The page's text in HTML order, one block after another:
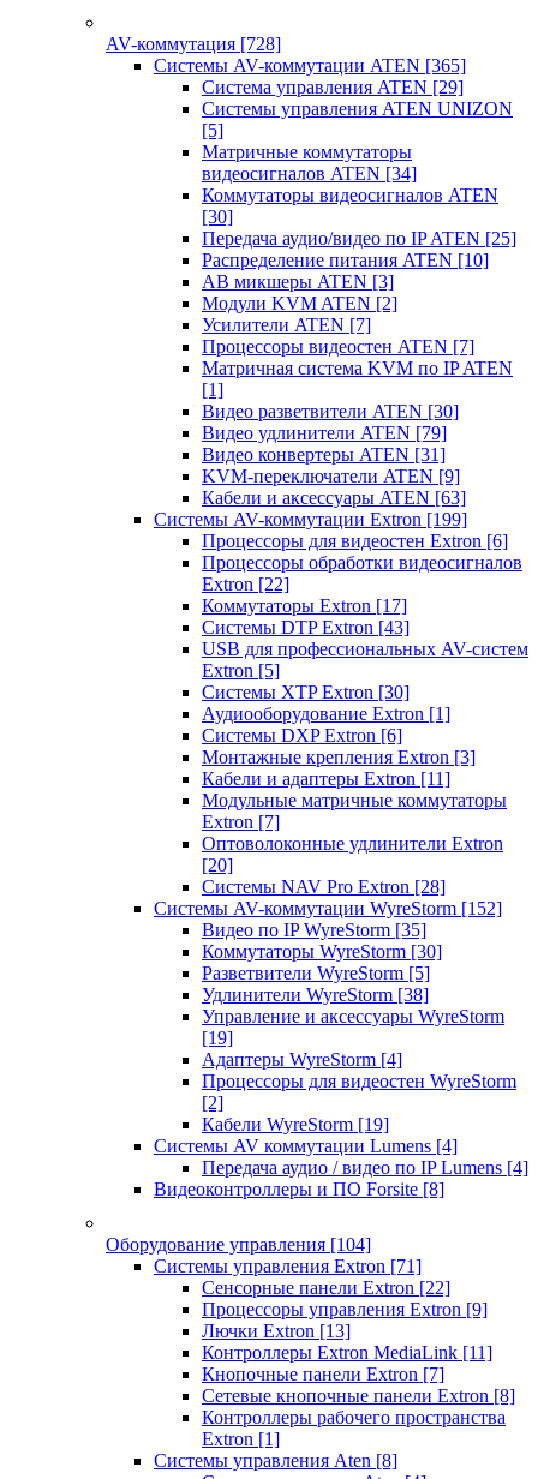
AV-коммутация [728]
Системы AV-коммутации ATEN [365]
Система управления ATEN [29]
Системы управления ATEN UNIZON
[5]
Матричные коммутаторы
видеосигналов ATEN [34]
Коммутаторы видеосигналов ATEN
[30]
Передача аудио/видео по IP ATEN [25]
Распределение питания ATEN [10]
АВ микшеры ATEN [3]
Модули KVM ATEN [2]
Усилители ATEN [7]
Процессоры видеостен ATEN [7]
Матричная система KVM по IP ATEN
[1]
Видео разветвители ATEN [30]
Видео удлинители ATEN [79]
Видео конвертеры ATEN [31]
KVM-переключатели ATEN [9]
Кабели и аксессуары ATEN [63]
Системы AV-коммутации Extron [199]
Процессоры для видеостен Extron [6]
Процессоры обработки видеосигналов
Extron [22]
Коммутаторы Extron [17]
Системы DTP Extron [43]
USB для профессиональных AV-систем
Extron [5]
Системы XTP Extron [30]
Аудиооборудование Extron [1]
Системы DXP Extron [6]
Монтажные крепления Extron [3]
Кабели и адаптеры Extron [11]
Модульные матричные коммутаторы
Extron [7]
Оптоволоконные удлинители Extron
[20]
Системы NAV Pro Extron [28]
Системы AV-коммутации WyreStorm [152]
Видео по IP WyreStorm [35]
Коммутаторы WyreStorm [30]
Разветвители WyreStorm [5]
Удлинители WyreStorm [38]
Управление и аксессуары WyreStorm
[19]
Адаптеры WyreStorm [4]
Процессоры для видеостен WyreStorm
[2]
Кабели WyreStorm [19]
Системы AV коммутации Lumens [4]
Передача аудио / видео по IP Lumens [4]
Видеоконтроллеры и ПО Forsite [8]
Оборудование управления [104]
Системы управления Extron [71]
Сенсорные панели Extron [22]
Процессоры управления Extron [9]
Лючки Extron [13]
Контроллеры Extron MediaLink [11]
Кнопочные панели Extron [7]
Сетевые кнопочные панели Extron [8]
Контроллеры рабочего пространства
Extron [1]
Системы управления Aten [8]